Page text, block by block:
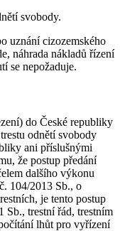
svobody.
uznání cizozemského
náhrada nákladů řízení
se nepožaduje.
do České republiky
odnětí svobody
ani příslušnými
že postup předání
dalšího výkonu
104/2013 Sb., o
je tento postup
Sb., trestní řád, trestním
lhůt pro vyřízení